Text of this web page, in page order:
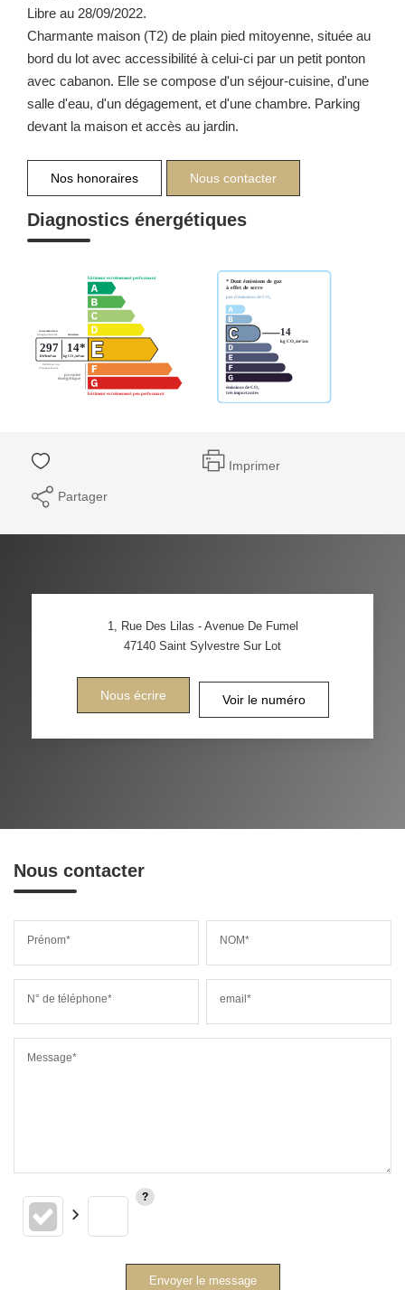
Libre au 28/09/2022.
Charmante maison (T2) de plain pied mitoyenne, située au
bord du lot avec accessibilité à celui-ci par un petit ponton
avec cabanon. Elle se compose d'un séjour-cuisine, d'une
salle d'eau, d'un dégagement, et d'une chambre. Parking
devant la maison et accès au jardin.
Nos honoraires Nous contacter
Diagnostics énergétiques
Imprimer
Partager
1, Rue Des Lilas - Avenue De Fumel
47140 Saint Sylvestre Sur Lot
Nous écrire Voir le numéro
Nous contacter
Prénom* NOM*
N° de téléphone* email*
Message*
Envoyer le message